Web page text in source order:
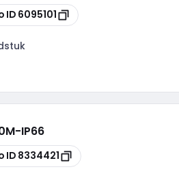
ID 6095101
IP66
ID 8334421